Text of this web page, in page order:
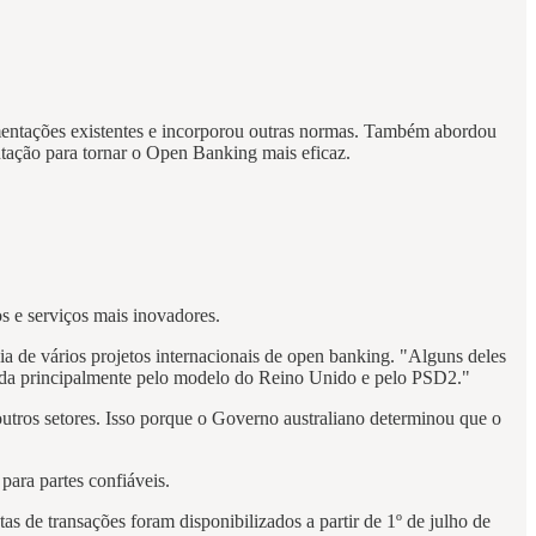
existentes e incorporou outras normas. Também abordou
para tornar o Open Banking mais eficaz.
e serviços mais inovadores.
vários projetos internacionais de open banking. "Alguns deles
principalmente pelo modelo do Reino Unido e pelo PSD2."
setores. Isso porque o Governo australiano determinou que o
partes confiáveis.
de transações foram disponibilizados a partir de 1º de julho de